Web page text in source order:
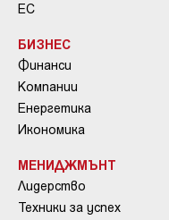
ЕС
БИЗНЕС
Финанси
Компании
Енергетика
Икономика
МЕНИДЖМЪНТ
Лидерство
Техники за успех